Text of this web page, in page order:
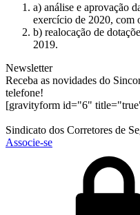
a) análise e aprovação
exercício de 2020, com
b) realocação de
2019.
Newsletter
Receba as novidades do
telefone!
[gravityform id="6"
Sindicato dos Corretores de
Associe-se